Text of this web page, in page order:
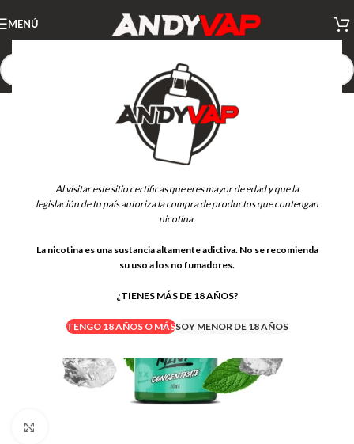
Al visitar este sitio certificas que eres mayor de edad y que la
legislación de tu país autoriza la compra de productos que contengan
nicotina.
La nicotina es una sustancia altamente adictiva. No se recomienda
su uso a los no fumadores.
¿TIENES MÁS DE 18 AÑOS?
TENGO 18 AÑOS O MÁSSOY MENOR DE 18 AÑOS
MENÚ